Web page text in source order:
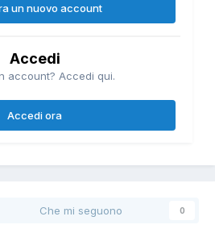
un nuovo account
Accedi
account? Accedi qui.
Accedi ora
Che mi seguono 0